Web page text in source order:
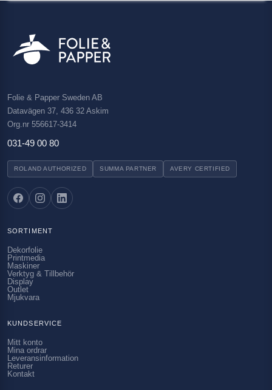
Folie & Papper Sweden AB
Datavägen 37, 436 32 Askim
Org.nr 556617-3414
031-49 00 80
ROLAND AUTHORIZED SUMMA PARTNER AVERY CERTIFIED
SORTIMENT
Dekorfolie
Printmedia
Maskiner
Verktyg & Tillbehör
Display
Outlet
Mjukvara
KUNDSERVICE
Mitt konto
Mina ordrar
Leveransinformation
Returer
Kontakt